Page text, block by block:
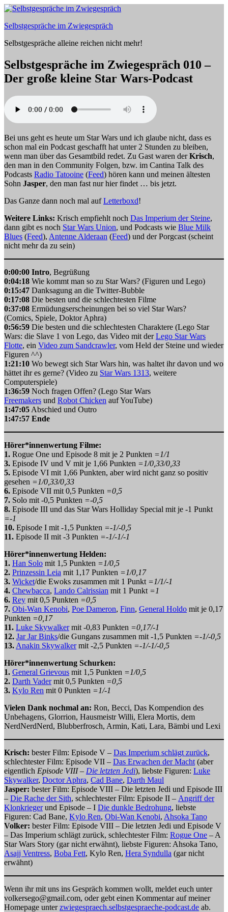
Zum
springen
Selbstgespräche im Zwiegespräch
Selbstgespräche alleine reichen nicht mehr!
Selbstgespräche im Zwiegespräch 010 –
Der große kleine Star Wars-Podcast
Bei uns geht es heute um Star Wars und ich glaube nicht, dass es
schon mal ein Podcast geschafft hat unter 2 Stunden zu bleiben,
wenn man über das Gesamtbild redet. Zu Gast waren derKrisch,
den man in den Community Folgen, bzw. im Cantina Talk des
Podcasts Radio Tatooine (Feed) hören kann und meinen ältesten
Sohn Jasper, den man fast nur hier findet … bis jetzt.
Das Ganze dann noch mal aufLetterboxd!
Weitere Links: Krisch empfiehlt noch Das Imperium der Steine,
dann gibt es noch Star Wars Union, und Podcasts wie Blue Milk
Blues (Feed), Antenne Alderaan (Feed) und der Porgcast (scheint
nicht mehr da zu sein)
0:00:00 Intro, Begrüßung
0:04:18 Wie kommt man so zu Star Wars? (Figuren und Lego)
0:15:47 Danksagung an die Twitter-Bubble
0:17:08 Die besten und die schlechtesten Filme
0:37:08 Ermüdungserscheinungen bei so viel Star Wars?
(Comics, Spiele, Doktor Aphra)
0:56:59 Die besten und die schlechtesten Charaktere (Lego Star
Wars: die Slave 1 von Lego, das Video mit derLego Star Wars
Flotte, ein Video zum Sandcrawler, vom Held der Steine und wieder
Figuren ^^)
1:21:10 Wo bewegt sich Star Wars hin, was haltet ihr davon und wo
hättet ihr es gerne? (Video zu Star Wars 1313, weitere
Computerspiele)
1:36:59 Noch fragen Offen? (Lego Star Wars
Freemakers und Robot Chicken auf YouTube)
1:47:05 Abschied und Outro
1:47:57 Ende
Hörer*innenwertung Filme:
1. Rogue One und Episode 8 mit je 2 Punkten =1/1
3. Episode IV und V mit je 1,66 Punkten =1/0,33/0,33
5. Episode VI mit 1,66 Punkten, aber wird nicht ganz so positiv
gesehen =1/0,33/0,33
6. Episode VII mit 0,5 Punkten =0,5
7. Solo mit -0,5 Punkten =-0,5
8. Episode III und das Star Wars Holliday Special mit je -1 Punkt
=-1
10. Episode I mit -1,5 Punkten =-1/-0,5
11. Episode II mit -3 Punkten =-1/-1/-1
Hörer*innenwertung Helden:
1. Han Solo mit 1,5 Punkten =1/0,5
2. Prinzessin Leia mit 1,17 Punkten =1/0,17
3. Wicket/die Ewoks zusammen mit 1 Punkt =1/1/-1
4. Chewbacca, Lando Calrissian mit 1 Punkt =1
6. Rey mit 0,5 Punkten =0,5
7. Obi-Wan Kenobi, Poe Dameron, Finn, General Holdo mit je 0,17
Punkten =0,17
11. Luke Skywalkermit -0,83 Punkten =0,17/-1
12. Jar Jar Binks/die Gungans zusammen mit -1,5 Punkten =-1/-0,5
13. Anakin Skywalkermit -2,5 Punkten =-1/-1/-0,5
Hörer*innenwertung Schurken:
1. General Grievous mit 1,5 Punkten =1/0,5
2. Darth Vadermit 0,5 Punkten =0,5
3. Kylo Ren mit 0 Punkten =1/-1
Vielen Dank nochmal an: Ron, Becci, Das Kompendion des
Unbehagens, Glorrion, Hausmeistr Willi, Elera Mortis, dem
NerdNerdNerd, Blubberfrosch, Armin, Kati, Lara, Bämbi und Lexi
Krisch: bester Film: Episode V – Das Imperium schlägt zurück,
schlechtester Film: Episode VII – Das Erwachen der Macht (aber
eigentlich Episode VIII – Die letzten Jedi), liebste Figuren: Luke
Skywalker, Doctor Aphra, Cad Bane, Darth Maul
Jasper: bester Film: Episode VIII – Die letzten Jedi und Episode III
– Die Rache der Sith, schlechtester Film: Episode II – Angriff der
Klonkriegerund Episode – I Die dunkle Bedrohung, liebste
Figuren: Cad Bane, Kylo Ren, Obi-Wan Kenobi, Ahsoka Tano
Volker: bester Film: Episode VIII – Die letzten Jedi und Episode V
– Das Imperium schlägt zurück, schlechtester Film: Rogue One – A
Star Wars Story (gar nicht erwähnt), liebste Figuren: Ahsoka Tano,
Asajj Ventress, Boba Fett, Kylo Ren, Hera Syndulla (gar nicht
erwähnt)
Wenn ihr mit uns ins Gespräch kommen wollt, meldet euch unter
volkersego@gmail.com, oder gebt einen Kommentar auf meiner
Homepage unterzwiegespraech.selbstgespraeche-podcast.de ab.